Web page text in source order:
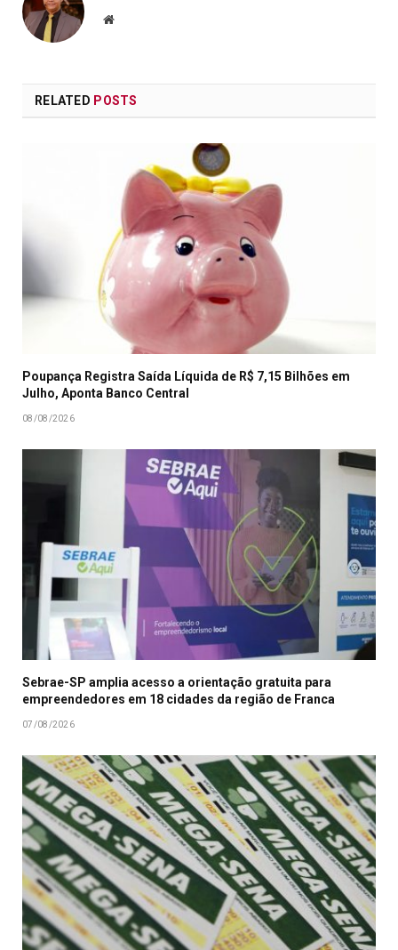
Website
RELATED POSTS
Poupança Registra Saída Líquida de R$ 7,15 Bilhões em
Julho, Aponta Banco Central
08/08/2026
Sebrae-SP amplia acesso a orientação gratuita para
empreendedores em 18 cidades da região de Franca
07/08/2026